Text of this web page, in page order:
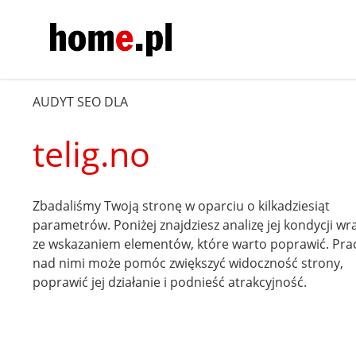
AUDYT SEO DLA
telig.no
Zbadaliśmy Twoją stronę w oparciu o kilkadziesiąt
parametrów. Poniżej znajdziesz analizę jej kondycji
ze wskazaniem elementów, które warto poprawić.
nad nimi może pomóc zwiększyć widoczność strony,
poprawić jej działanie i podnieść atrakcyjność.